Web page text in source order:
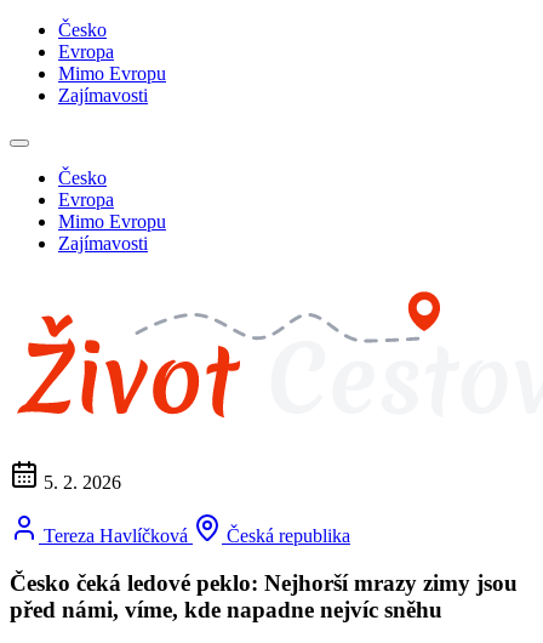
Česko
Evropa
Mimo Evropu
Zajímavosti
Česko
Evropa
Mimo Evropu
Zajímavosti
5. 2. 2026
Tereza Havlíčková Česká republika
Česko čeká ledové peklo: Nejhorší mrazy zimy jsou
před námi, víme, kde napadne nejvíc sněhu